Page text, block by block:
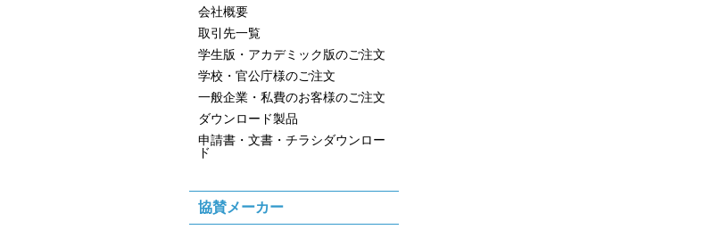
会社概要
取引先一覧
学生版・アカデミック版のご注文
学校・官公庁様のご注文
一般企業・私費のお客様のご注文
ダウンロード製品
申請書・文書・チラシダウンロー
ド
協賛メーカー